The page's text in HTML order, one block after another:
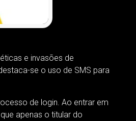
e invasões de
se o uso de SMS para
de login. Ao entrar em
apenas o titular do